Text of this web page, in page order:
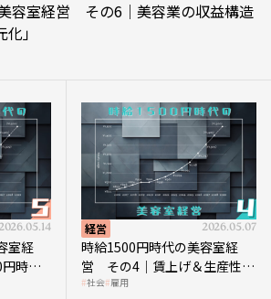
容室経営 その6｜美容業の収益構造
」
2026.05.14
室経
時代
造を
経営 2026.05.07
時給1500円時代の美容室経
営 その4｜賃上げ＆生産性向
上につなげる賢い助成金活用
社会 雇用